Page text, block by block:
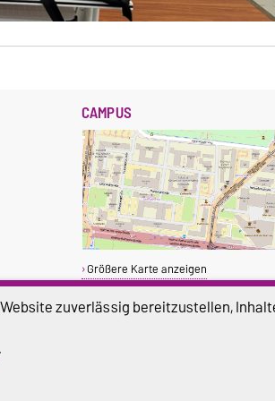
CAMPUS
Größere Karte anzeigen
zuverlässig bereitzustellen,
.